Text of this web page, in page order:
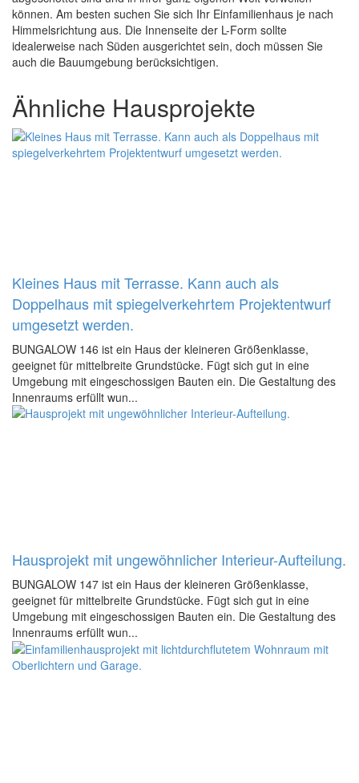
können. Am besten suchen Sie sich Ihr Einfamilienhaus je nach
Himmelsrichtung aus. Die Innenseite der L-Form sollte
idealerweise nach Süden ausgerichtet sein, doch müssen Sie
auch die Bauumgebung berücksichtigen.
Ähnliche Hausprojekte
Kleines Haus mit Terrasse. Kann auch als
Doppelhaus mit spiegelverkehrtem Projektentwurf
umgesetzt werden.
BUNGALOW 146 ist ein Haus der kleineren Größenklasse,
geeignet für mittelbreite Grundstücke. Fügt sich gut in eine
Umgebung mit eingeschossigen Bauten ein. Die Gestaltung des
Innenraums erfüllt wun...
Hausprojekt mit ungewöhnlicher Interieur-Aufteilung.
BUNGALOW 147 ist ein Haus der kleineren Größenklasse,
geeignet für mittelbreite Grundstücke. Fügt sich gut in eine
Umgebung mit eingeschossigen Bauten ein. Die Gestaltung des
Innenraums erfüllt wun...